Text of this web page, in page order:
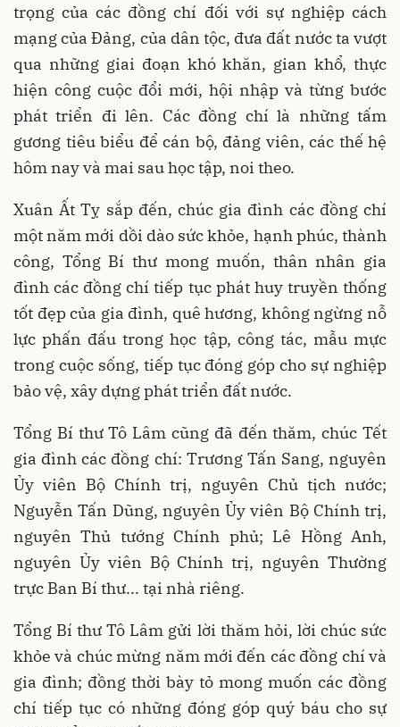
trọng của các đồng chí đối với sự nghiệp cách
mạng của Đảng, của dân tộc, đưa đất nước ta vượt
qua những giai đoạn khó khăn, gian khổ, thực
hiện công cuộc đổi mới, hội nhập và từng bước
phát triển đi lên. Các đồng chí là những tấm
gương tiêu biểu để cán bộ, đảng viên, các thế hệ
hôm nay và mai sau học tập, noi theo.
Xuân Ất Tỵ sắp đến, chúc gia đình các đồng chí
một năm mới dồi dào sức khỏe, hạnh phúc, thành
công, Tổng Bí thư mong muốn, thân nhân gia
đình các đồng chí tiếp tục phát huy truyền thống
tốt đẹp của gia đình, quê hương, không ngừng nỗ
lực phấn đấu trong học tập, công tác, mẫu mực
trong cuộc sống, tiếp tục đóng góp cho sự nghiệp
bảo vệ, xây dựng phát triển đất nước.
Tổng Bí thư Tô Lâm cũng đã đến thăm, chúc Tết
gia đình các đồng chí: Trương Tấn Sang, nguyên
Ủy viên Bộ Chính trị, nguyên Chủ tịch nước;
Nguyễn Tấn Dũng, nguyên Ủy viên Bộ Chính trị,
nguyên Thủ tướng Chính phủ; Lê Hồng Anh,
nguyên Ủy viên Bộ Chính trị, nguyên Thường
trực Ban Bí thư... tại nhà riêng.
Tổng Bí thư Tô Lâm gửi lời thăm hỏi, lời chúc sức
khỏe và chúc mừng năm mới đến các đồng chí và
gia đình; đồng thời bày tỏ mong muốn các đồng
chí tiếp tục có những đóng góp quý báu cho sự